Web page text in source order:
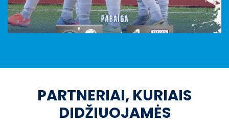
PARTNERIAI, KURIAIS
DIDŽIUOJAMĖS